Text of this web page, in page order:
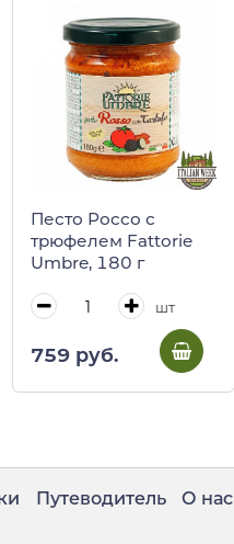
Песто Россо с
трюфелем Fattorie
Umbre, 180 г
шт
759 руб.
Путеводитель О нас